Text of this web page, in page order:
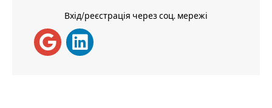
Вхід/реєстрація через соц. мережі